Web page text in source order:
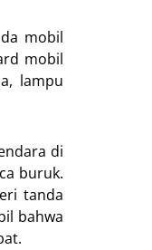
mobil
mobil
lampu
di
buruk.
tanda
bahwa